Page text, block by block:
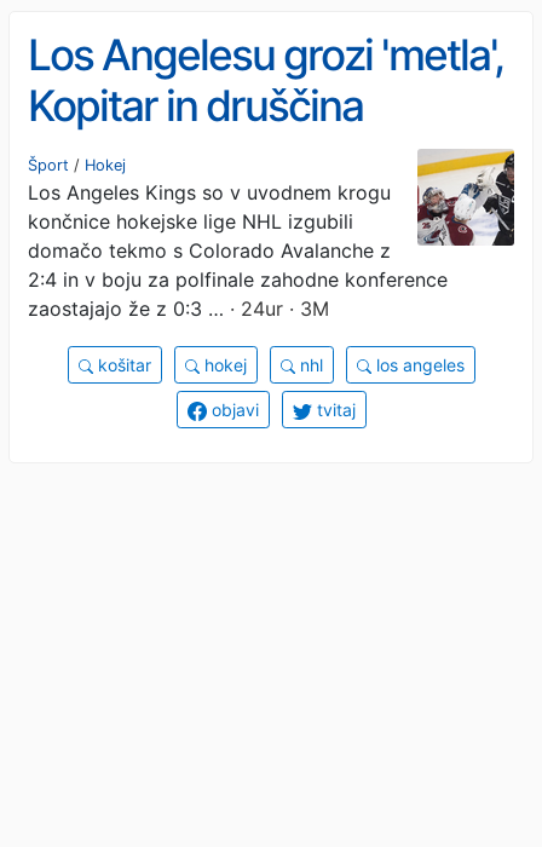
Los Angelesu grozi 'metla',
Kopitar in druščina
zaostajajo z 0:3 v zmagah
Šport / Hokej
Los Angeles Kings so v uvodnem krogu
končnice hokejske lige NHL izgubili
domačo tekmo s Colorado Avalanche z
2:4 in v boju za polfinale zahodne konference
zaostajajo že z 0:3 … · 24ur · 3M
košitar hokej nhl los angeles
objavi tvitaj